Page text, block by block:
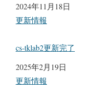
日付
2024年11月18日
関連理由
更新情報
cs-tklab2更新完了
日付
2025年2月19日
関連理由
更新情報